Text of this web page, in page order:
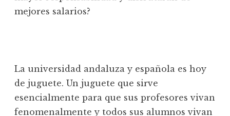
mejores salarios?
La universidad andaluza y española es hoy
de juguete. Un juguete que sirve
esencialmente para que sus profesores vivan
fenomenalmente y todos sus alumnos vivan